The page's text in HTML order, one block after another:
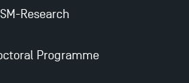
Research
Programme